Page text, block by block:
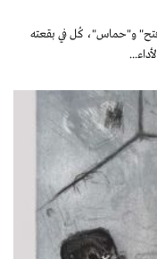
"فتح" و"حماس"، كُل في بقعته